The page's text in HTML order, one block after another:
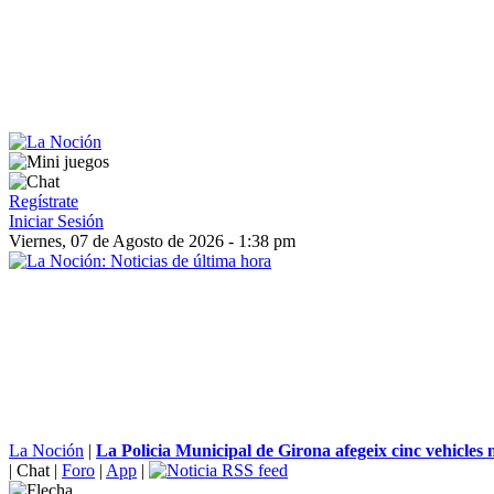
Regístrate
Iniciar Sesión
Viernes, 07 de Agosto de 2026 - 1:38 pm
La Noción | La Policia Municipal de Girona afegeix cinc vehicles
| Chat | Foro | App |